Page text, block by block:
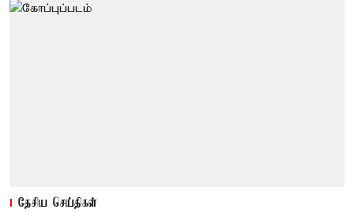
தேசிய செய்திகள்